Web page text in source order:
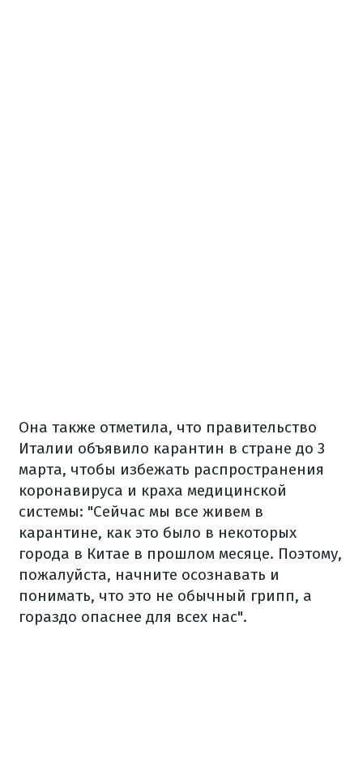
Она также отметила, что правительство
Италии объявило карантин в стране до 3
марта, чтобы избежать распространения
коронавируса и краха медицинской
системы: "Сейчас мы все живем в
карантине, как это было в некоторых
города в Китае в прошлом месяце. Поэтому,
пожалуйста, начните осознавать и
понимать, что это не обычный грипп, а
гораздо опаснее для всех нас".